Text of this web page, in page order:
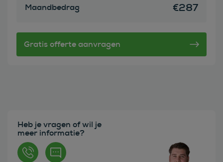
Maandbedrag €287
Heb je vragen of wil je
meer informatie?